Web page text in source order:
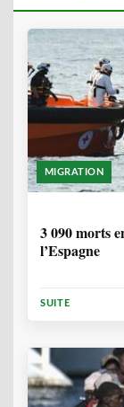
MIGRATION
3 090 morts
l’Espagne
SUITE